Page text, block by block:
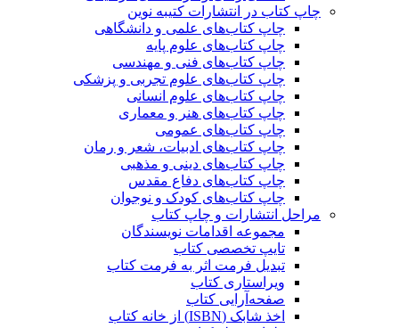
چاپ کتاب در انتشارات کتیبه نوین
چاپ کتاب‌های علمی و دانشگاهی
چاپ کتاب‌های علوم پایه
چاپ کتاب‌های فنی و مهندسی
چاپ کتاب‌های علوم تجربی و پزشکی
چاپ کتاب‌های علوم انسانی
چاپ کتاب‌های هنر و معماری
چاپ کتاب‌های عمومی
چاپ کتاب‌های ادبیات، شعر و رمان
چاپ کتاب‌های دینی و مذهبی
چاپ کتاب‌های دفاع مقدس
چاپ کتاب‌های کودک و نوجوان
مراحل انتشارات و چاپ کتاب
مجموعه اقدامات نویسندگان
تایپ تخصصی کتاب
تبدیل فرمت اثر به فرمت کتاب
ویراستاری کتاب
صفحه‌آرایی کتاب
اخذ شابک (ISBN) از خانه کتاب